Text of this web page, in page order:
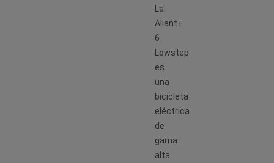
La
Allant+
6
Lowstep
es
una
bicicleta
eléctrica
de
gama
alta